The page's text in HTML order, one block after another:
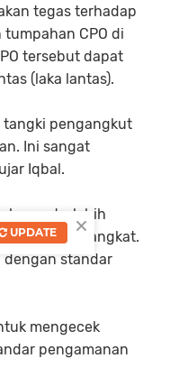
tegas terhadap
CPO di
tersebut dapat
(laka lantas).
tangki pengangkut
Ini sangat
Iqbal.
agar terlebih
berangkat.
dengan standar
mengecek
pengamanan
×
UPDATE